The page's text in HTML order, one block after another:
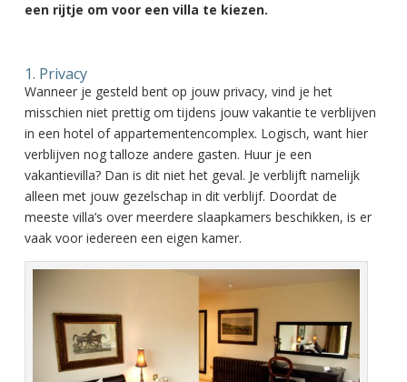
een rijtje om voor een villa te kiezen.
1. Privacy
Wanneer je gesteld bent op jouw privacy, vind je het
misschien niet prettig om tijdens jouw vakantie te verblijven
in een hotel of appartementencomplex. Logisch, want hier
verblijven nog talloze andere gasten. Huur je een
vakantievilla? Dan is dit niet het geval. Je verblijft namelijk
alleen met jouw gezelschap in dit verblijf. Doordat de
meeste villa’s over meerdere slaapkamers beschikken, is er
vaak voor iedereen een eigen kamer.